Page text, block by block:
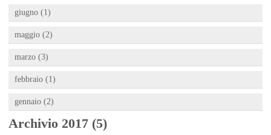
giugno (1)
maggio (2)
marzo (3)
febbraio (1)
gennaio (2)
Archivio 2017 (5)